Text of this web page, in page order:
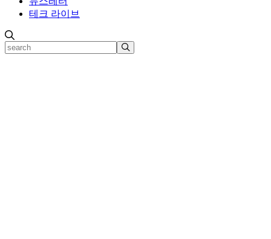
테크 라이브